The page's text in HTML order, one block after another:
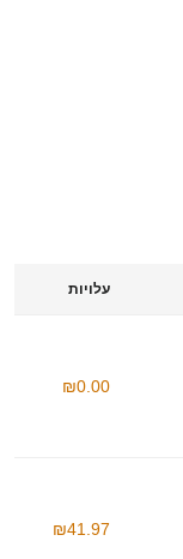
עלויות
₪0.00
₪41.97